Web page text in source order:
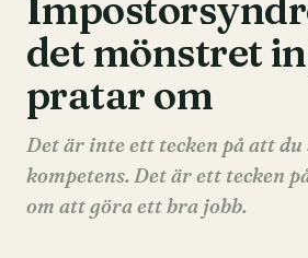
det mönstret
pratar om
Det är inte ett tecken på att
kompetens. Det är ett tecken
om att göra ett bra jobb.